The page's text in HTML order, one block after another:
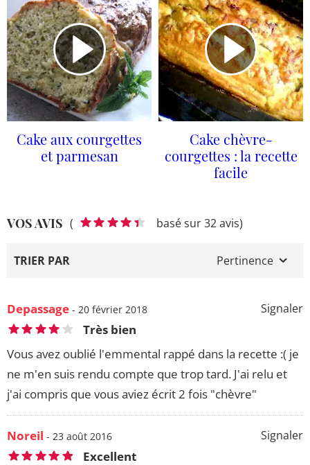
Cake aux courgettes
et parmesan
Cake chèvre-
courgettes : la recette
facile
VOS AVIS ( basé sur 32 avis)
TRIER PAR Pertinence
Signaler
Depassage - 20 février 2018
Très bien
Vous avez oublié l'emmental rappé dans la recette :( je
ne m'en suis rendu compte que trop tard. J'ai relu et
j'ai compris que vous aviez écrit 2 fois "chèvre"
Signaler
Noreil - 23 août 2016
Excellent